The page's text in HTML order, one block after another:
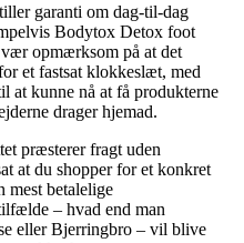
garanti om dag-til-dag
Bodytox Detox foot
opmærksom på at det
et fastsat klokkeslæt, med
at kunne nå at få produkterne
drager hjemad.
præsterer fragt uden
at du shopper for et konkret
mest betalelige
– hvad end man
eller Bjerringbro – vil blive